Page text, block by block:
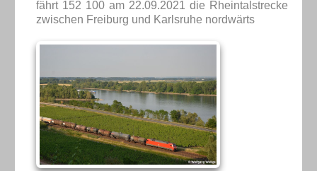
fährt 152 100 am 22.09.2021 die Rheintalstrecke
zwischen Freiburg und Karlsruhe nordwärts